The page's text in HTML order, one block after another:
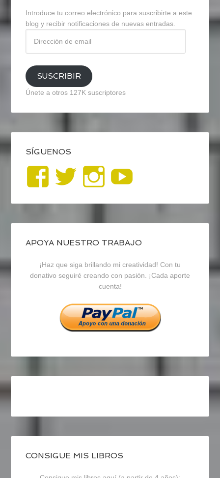
Introduce tu correo electrónico para suscribirte a este
blog y recibir notificaciones de nuevas entradas.
email
SUSCRIBIR
Únete a otros 127K suscriptores
SÍGUENOS
Ver
perfil
de
blogrecursosep
en
Facebook
Ver
perfil
de
recursosep
en
Twitter
Ver
perfil
de
recursosep
en
Instagram
APOYA NUESTRO TRABAJO
¡Haz que siga brillando mi creatividad! Con tu
donativo seguiré creando con pasión. ¡Cada aporte
cuenta!
CONSIGUE MIS LIBROS